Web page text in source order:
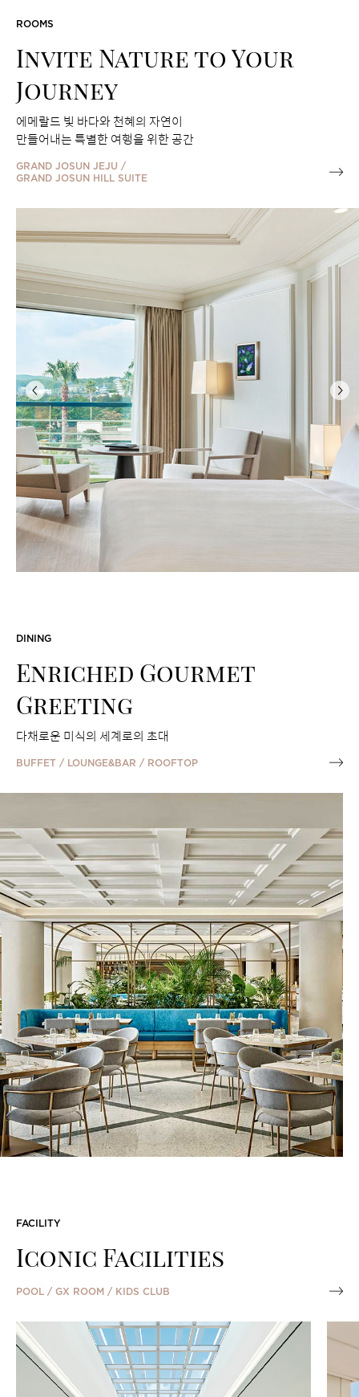
COZY MIDNIGHT
[Event] 30객실 한정 In-Room 와인 1병 제공 (투숙 당 1회) 객실
1박 + In-Room Dining 수제 프라이드 치킨 및 폭립 (2종 중 택 1)
(투숙 당 1회) + [Giveaway] 소백 명상 비누 (투숙 당 1회) [연박
혜택] 아리아 조식 (투숙 당 1회) 아늑한 객실에서 즐기는 In-Room
Dining과 명상 비누의 온기, 선착순 30객실에만 찾아오는 로맨틱한
EVENTS TO REMEMBER
[전시] BEYOND THE WIND: Italy to
Jeju
2+
MEMBERSHIP
ROOMS
Invite Nature to Your
Journey
에메랄드 빛 바다와 천혜의 자연이
만들어내는 특별한 여행을 위한 공간
GRAND JOSUN JEJU /
GRAND JOSUN HILL SUITE
이
전
다
DINING
Enriched Gourmet
Greeting
다채로운 미식의 세계로의 초대
BUFFET / LOUNGE&BAR / ROOFTOP
FACILITY
Iconic Facilities
POOL / GX ROOM / KIDS CLUB